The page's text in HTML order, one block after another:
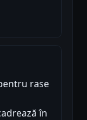
rase
în